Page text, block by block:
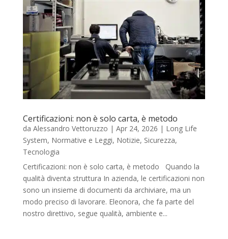
Certificazioni: non è solo carta, è metodo
da Alessandro Vettoruzzo | Apr 24, 2026 | Long Life
System, Normative e Leggi, Notizie, Sicurezza,
Tecnologia
Certificazioni: non è solo carta, è metodo Quando la
qualità diventa struttura In azienda, le certificazioni non
sono un insieme di documenti da archiviare, ma un
modo preciso di lavorare. Eleonora, che fa parte del
nostro direttivo, segue qualità, ambiente e...